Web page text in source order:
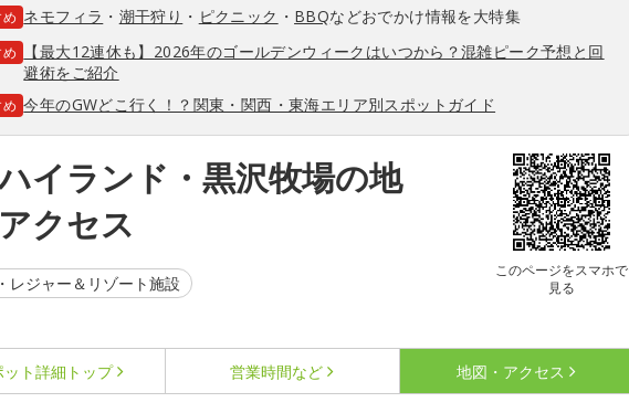
ネモフィラ ・ 潮干狩り ・ ピクニック ・ BBQなどおでかけ情報を大特集
【最大12連休も】2026年のゴールデンウィークはいつから？混雑ピーク予想と回
避術をご紹介
今年のGWどこ行く！？関東・関西・東海エリア別スポットガイド
イランド・黒沢牧場の地
クセス
このページをスマホで
見る
レジャー＆リゾート施設
ット詳細 トップ 営業時間など 地図・アクセス